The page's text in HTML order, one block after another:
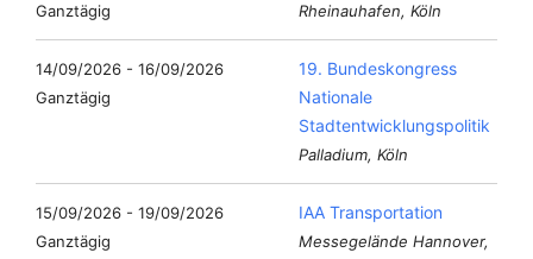
Ganztägig
Rheinauhafen, Köln
14/09/2026 - 16/09/2026
Ganztägig
19. Bundeskongress
Nationale
Stadtentwicklungspolitik
Palladium, Köln
15/09/2026 - 19/09/2026
Ganztägig
IAA Transportation
Messegelände Hannover,